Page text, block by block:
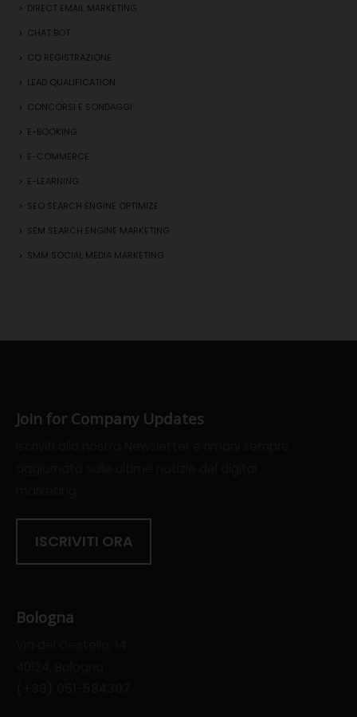
DIRECT EMAIL MARKETING
CHAT BOT
CO REGISTRAZIONE
LEAD QUALIFICATION
CONCORSI E SONDAGGI
E-BOOKING
E-COMMERCE
E-LEARNING
SEO SEARCH ENGINE OPTIMIZE
SEM SEARCH ENGINE MARKETING
SMM SOCIAL MEDIA MARKETING
Join for Company Updates
ISCRIVITI ORA
Bologna